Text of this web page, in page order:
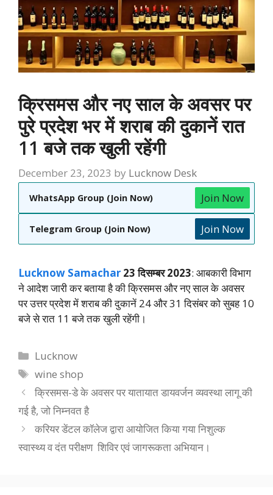
क्रिसमस और नए साल के अवसर पर
पुरे प्रदेश भर में शराब की दुकानें रात
11 बजे तक खुली रहेंगी
December 23, 2023 by Lucknow Desk
WhatsApp Group (Join Now) Join Now
Telegram Group (Join Now) Join Now
Lucknow Samachar 23 दिसम्बर 2023: आबकारी विभाग
ने आदेश जारी कर बताया है की क्रिसमस और नए साल के अवसर
पर उत्तर प्रदेश में शराब की दुकानें 24 और 31 दिसंबर को सुबह 10
बजे से रात 11 बजे तक खुली रहेंगी।
Categories
Lucknow
Tags
wine shop
क्रिसमस-डे के अवसर पर यातायात डायवर्जन व्यवस्था लागू की
गई है, जो निम्नवत है
करियर डेंटल कॉलेज द्वारा आयोजित किया गया निशुल्क
स्वास्थ्य व दंत परीक्षण शिविर एवं जागरूकता अभियान।